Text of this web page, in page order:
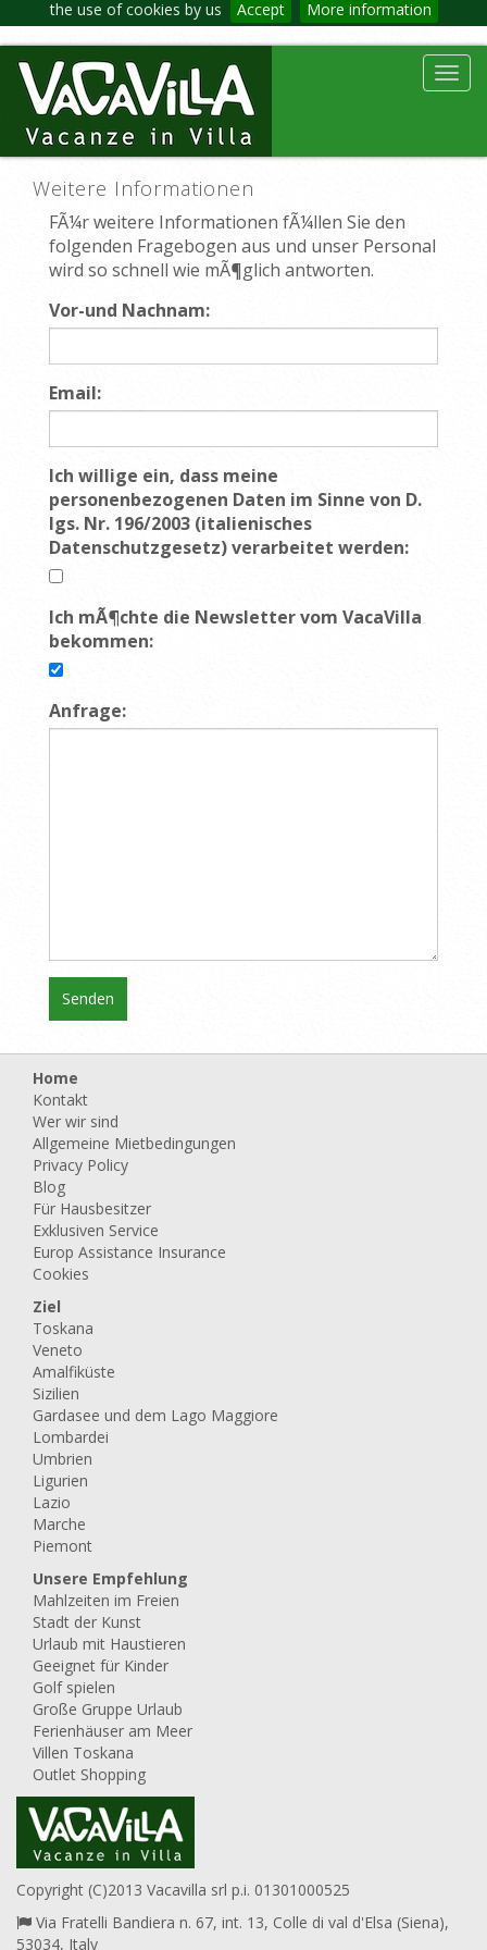
the use of cookies by us Accept More information
Weitere Informationen
FÃ¼r weitere Informationen fÃ¼llen Sie den
folgenden Fragebogen aus und unser Personal
wird so schnell wie mÃ¶glich antworten.
Vor-und Nachnam:
Email:
Ich willige ein, dass meine
personenbezogenen Daten im Sinne von D.
lgs. Nr. 196/2003 (italienisches
Datenschutzgesetz) verarbeitet werden:
Ich mÃ¶chte die Newsletter vom VacaVilla
bekommen:
Anfrage:
Home
Kontakt
Wer wir sind
Allgemeine Mietbedingungen
Privacy Policy
Blog
Für Hausbesitzer
Exklusiven Service
Europ Assistance Insurance
Cookies
Ziel
Toskana
Veneto
Amalfiküste
Sizilien
Gardasee und dem Lago Maggiore
Lombardei
Umbrien
Ligurien
Lazio
Marche
Piemont
Unsere Empfehlung
Mahlzeiten im Freien
Stadt der Kunst
Urlaub mit Haustieren
Geeignet für Kinder
Golf spielen
Große Gruppe Urlaub
Ferienhäuser am Meer
Villen Toskana
Outlet Shopping
Copyright (C)2013 Vacavilla srl p.i. 01301000525
Via Fratelli Bandiera n. 67, int. 13, Colle di val d'Elsa (Siena),
53034, Italy